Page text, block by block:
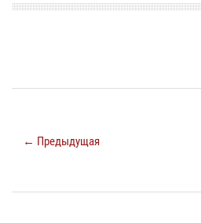
← Предыдущая